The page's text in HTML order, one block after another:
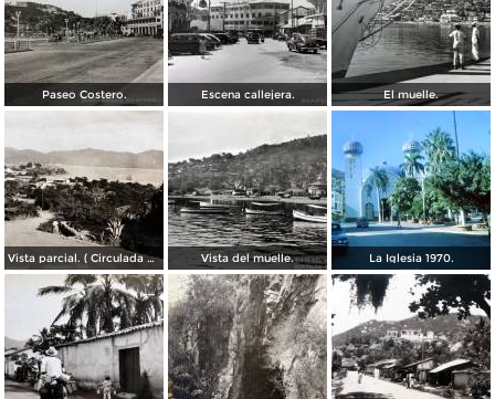
Paseo Costero. Escena callejera. El muelle.
Vista parcial. ( Circulada el 23 de Mayo de 1935 ). Vista del muelle. La Iglesia 1970.